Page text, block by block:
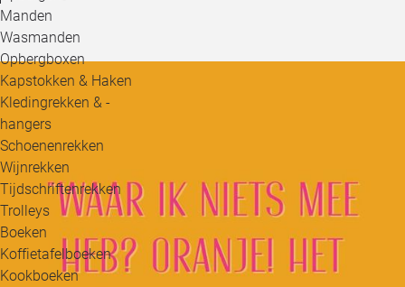
Manden
Wasmanden
Opbergboxen
Kapstokken & Haken
Kledingrekken & -
hangers
Schoenenrekken
Wijnrekken
Tijdschriftenrekken
Trolleys
Boeken
Koffietafelboeken
Kookboeken